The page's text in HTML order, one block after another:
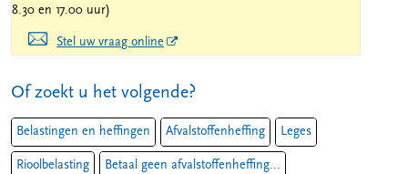
8.30 en 17.00 uur)
Stel uw vraag online
Of zoekt u het volgende?
Belastingen en heffingen Afvalstoffenheffing Leges
Rioolbelasting Betaal geen afvalstoffenheffing...